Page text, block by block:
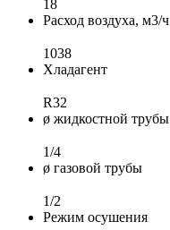
18
Расход воздуха, м3/ч
1038
Хладагент
R32
ø жидкостной трубы
1/4
ø газовой трубы
1/2
Режим осушения